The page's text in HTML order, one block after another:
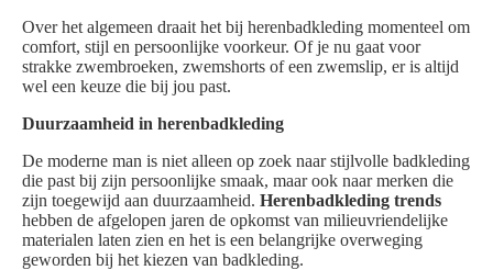
Over het algemeen draait het bij herenbadkleding momenteel om
comfort, stijl en persoonlijke voorkeur. Of je nu gaat voor
strakke zwembroeken, zwemshorts of een zwemslip, er is altijd
wel een keuze die bij jou past.
Duurzaamheid in herenbadkleding
De moderne man is niet alleen op zoek naar stijlvolle badkleding
die past bij zijn persoonlijke smaak, maar ook naar merken die
zijn toegewijd aan duurzaamheid. Herenbadkleding trends
hebben de afgelopen jaren de opkomst van milieuvriendelijke
materialen laten zien en het is een belangrijke overweging
geworden bij het kiezen van badkleding.